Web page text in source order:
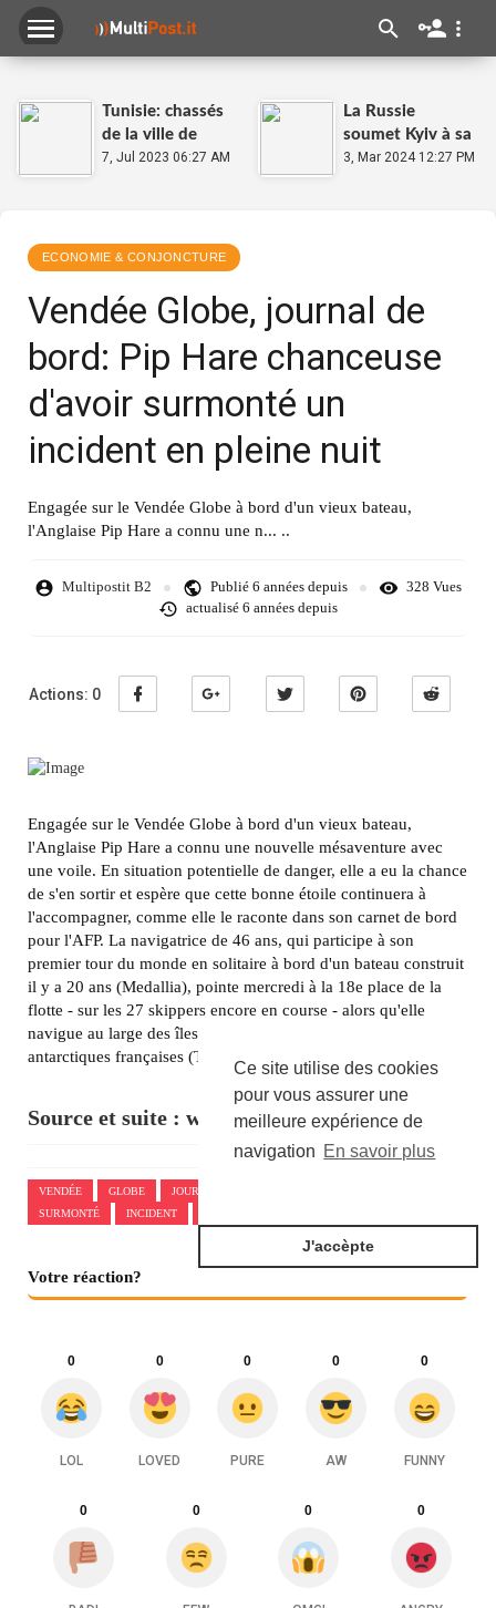
Tunisie: chassés
de la ville de
Sfax, des
7, Jul 2023 06:27 AM
La Russie
soumet Kyiv à sa
plus importante
3, Mar 2024 12:27 PM
ECONOMIE & CONJONCTURE
Vendée Globe, journal de
bord: Pip Hare chanceuse
d'avoir surmonté un
incident en pleine nuit
Engagée sur le Vendée Globe à bord d'un vieux bateau,
l'Anglaise Pip Hare a connu une n... ..
Multipostit B2 Publié 6 années depuis
328 Vues
actualisé 6 années depuis
Actions: 0
Engagée sur le Vendée Globe à bord d'un vieux bateau,
l'Anglaise Pip Hare a connu une nouvelle mésaventure avec
une voile. En situation potentielle de danger, elle a eu la chance
de s'en sortir et espère que cette bonne étoile continuera à
l'accompagner, comme elle le raconte dans son carnet de bord
pour l'AFP. La navigatrice de 46 ans, qui participe à son
premier tour du monde en solitaire à bord d'un bateau construit
il y a 20 ans (Medallia), pointe mercredi à la 18e place de la
flotte - sur les 27 skippers encore en course - alors qu'elle
navigue au large des îles Kerguelen, dans les Terres australes et
antarctiques françaises (TAAF).
Source et suite : www.challenges.fr
VENDÉE GLOBE JOURNAL
SURMONTÉ
INCIDENT
Votre réaction?
0
LOL
0
LOVED
0
PURE
0
AW
0
FUNNY
0 0 0 0
Ce site utilise des cookies
pour vous assurer une
meilleure expérience de
navigation En savoir plus
J'accèpte